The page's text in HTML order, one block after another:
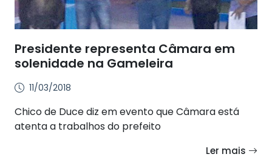
Presidente representa Câmara em
solenidade na Gameleira
11/03/2018
Chico de Duce diz em evento que Câmara está
atenta a trabalhos do prefeito
Ler mais